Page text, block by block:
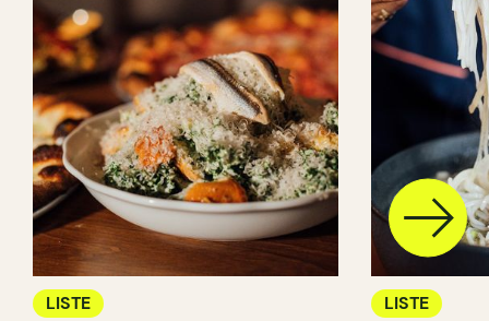
LISTE LISTE